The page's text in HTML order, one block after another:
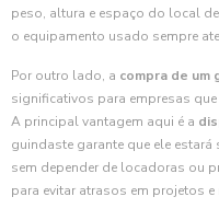
peso, altura e espaço do local
o equipamento usado sempre
Por outro lado, a compra de um
significativos para empresas
A principal vantagem aqui é a
guindaste garante que ele
sem depender de locadoras ou
para evitar atrasos em projetos